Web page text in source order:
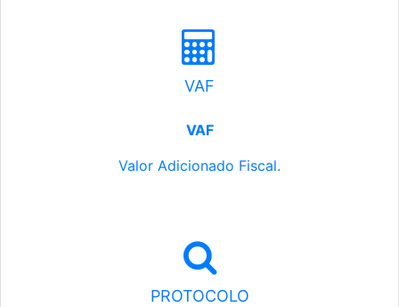
VAF
VAF
Valor Adicionado Fiscal.
PROTOCOLO